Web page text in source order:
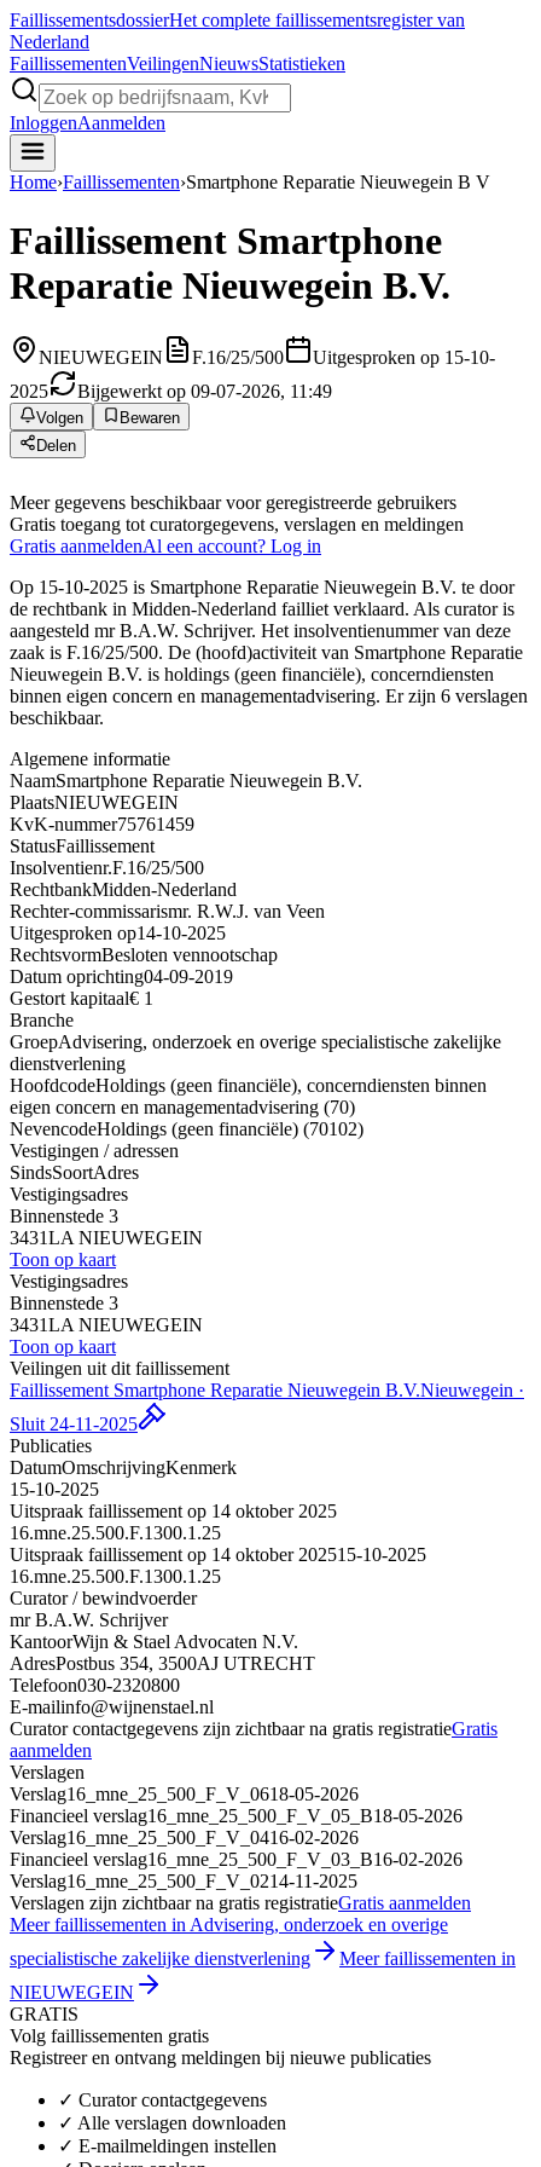
FaillissementsdossierHet complete faillissementsregister van
Nederland
FaillissementenVeilingenNieuwsStatistieken
InloggenAanmelden
Home›Faillissementen›Smartphone Reparatie Nieuwegein B V
Faillissement Smartphone
Reparatie Nieuwegein B.V.
NIEUWEGEIN F.16/25/500
Uitgesproken op 15-10-
2025
Bijgewerkt op 09-07-2026, 11:49
Volgen
Bewaren
Delen
Meer gegevens beschikbaar voor geregistreerde gebruikers
Gratis toegang tot curatorgegevens, verslagen en meldingen
Gratis aanmeldenAl een account? Log in
Op 15-10-2025 is Smartphone Reparatie Nieuwegein B.V. te door
de rechtbank in Midden-Nederland failliet verklaard. Als curator is
aangesteld mr B.A.W. Schrijver. Het insolventienummer van deze
zaak is F.16/25/500. De (hoofd)activiteit van Smartphone Reparatie
Nieuwegein B.V. is holdings (geen financiële), concerndiensten
binnen eigen concern en managementadvisering. Er zijn 6 verslagen
beschikbaar.
Algemene informatie
NaamSmartphone Reparatie Nieuwegein B.V.
PlaatsNIEUWEGEIN
KvK-nummer75761459
StatusFaillissement
Insolventienr.F.16/25/500
RechtbankMidden-Nederland
Rechter-commissarismr. R.W.J. van Veen
Uitgesproken op14-10-2025
RechtsvormBesloten vennootschap
Datum oprichting04-09-2019
Gestort kapitaal€ 1
Branche
GroepAdvisering, onderzoek en overige specialistische zakelijke
dienstverlening
HoofdcodeHoldings (geen financiële), concerndiensten binnen
eigen concern en managementadvisering (70)
NevencodeHoldings (geen financiële) (70102)
Vestigingen / adressen
SindsSoortAdres
Vestigingsadres
Binnenstede 3
3431LA NIEUWEGEIN
Toon op kaart
Vestigingsadres
Binnenstede 3
3431LA NIEUWEGEIN
Toon op kaart
Veilingen uit dit faillissement
Faillissement Smartphone Reparatie Nieuwegein B.V.Nieuwegein ·
Sluit 24-11-2025
Publicaties
DatumOmschrijvingKenmerk
15-10-2025
Uitspraak faillissement op 14 oktober 2025
16.mne.25.500.F.1300.1.25
Uitspraak faillissement op 14 oktober 202515-10-2025
16.mne.25.500.F.1300.1.25
Curator / bewindvoerder
mr B.A.W. Schrijver
KantoorWijn & Stael Advocaten N.V.
AdresPostbus 354, 3500AJ UTRECHT
Telefoon030-2320800
E-mailinfo@wijnenstael.nl
Curator contactgegevens zijn zichtbaar na gratis registratieGratis
aanmelden
Verslagen
Verslag16_mne_25_500_F_V_0618-05-2026
Financieel verslag16_mne_25_500_F_V_05_B18-05-2026
Verslag16_mne_25_500_F_V_0416-02-2026
Financieel verslag16_mne_25_500_F_V_03_B16-02-2026
Verslag16_mne_25_500_F_V_0214-11-2025
Verslagen zijn zichtbaar na gratis registratieGratis aanmelden
Meer faillissementen in Advisering, onderzoek en overige
specialistische zakelijke dienstverlening
Meer faillissementen in
NIEUWEGEIN
GRATIS
Volg faillissementen gratis
Registreer en ontvang meldingen bij nieuwe publicaties
✓ Curator contactgegevens
✓ Alle verslagen downloaden
✓ E-mailmeldingen instellen